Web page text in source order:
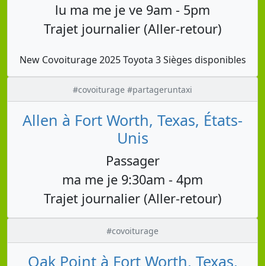
lu ma me je ve 9am - 5pm
Trajet journalier (Aller-retour)
New Covoiturage 2025 Toyota 3 Sièges disponibles
#covoiturage #partageruntaxi
Allen à Fort Worth, Texas, États-
Unis
Passager
ma me je 9:30am - 4pm
Trajet journalier (Aller-retour)
#covoiturage
Oak Point à Fort Worth, Texas,